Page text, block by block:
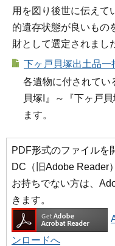
用を図り後世に伝えて
的遺存状態が良いもの
財として選定されまし
下ヶ戸貝塚出土品
各遺物に付されてい
貝塚I』～『下ヶ戸
ます。
PDF形式のファイルを
DC（旧Adobe Reader
お持ちでない方は、
きます。
ンロードへ